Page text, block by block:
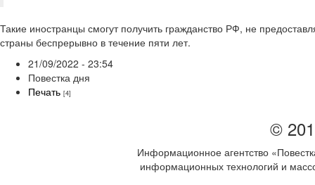
Такие иностранцы смогут получить гражданство РФ, не
страны беспрерывно в течение пяти лет.
21/09/2022 - 23:54
Повестка дня
Печать [4]
©
Информационное агентство
информационных технологий и